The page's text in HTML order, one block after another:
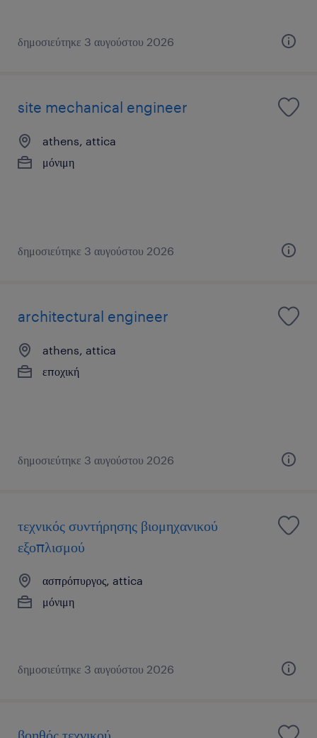
δημοσιεύτηκε 3 αυγούστου 2026
site mechanical engineer
athens, attica
μόνιμη
δημοσιεύτηκε 3 αυγούστου 2026
architectural engineer
athens, attica
εποχική
δημοσιεύτηκε 3 αυγούστου 2026
τεχνικός συντήρησης βιομηχανικού
εξοπλισμού
ασπρόπυργος, attica
μόνιμη
δημοσιεύτηκε 3 αυγούστου 2026
βοηθός τεχνικού